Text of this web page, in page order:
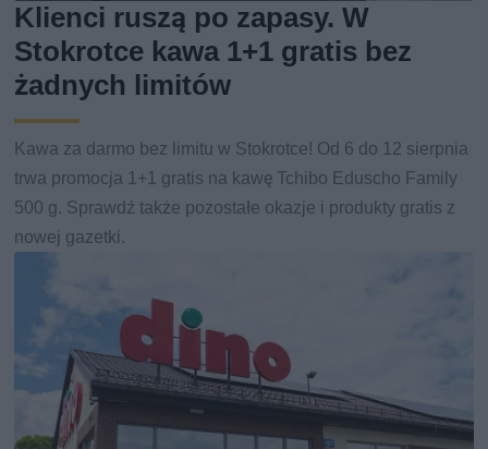
Klienci ruszą po zapasy. W
Stokrotce kawa 1+1 gratis bez
żadnych limitów
Kawa za darmo bez limitu w Stokrotce! Od 6 do 12 sierpnia
trwa promocja 1+1 gratis na kawę Tchibo Eduscho Family
500 g. Sprawdź także pozostałe okazje i produkty gratis z
nowej gazetki.